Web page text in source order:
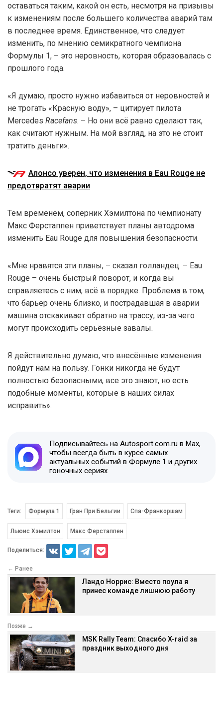
оставаться таким, какой он есть, несмотря на призывы
к изменениям после большего количества аварий там
в последнее время. Единственное, что следует
изменить, по мнению семикратного чемпиона
Формулы 1, – это неровность, которая образовалась с
прошлого года.
«Я думаю, просто нужно избавиться от неровностей и
не трогать «Красную воду», – цитирует пилота
Mercedes Racefans. – Но они всё равно сделают так,
как считают нужным. На мой взгляд, на это не стоит
тратить деньги».
Алонсо уверен, что изменения в Eau Rouge не
предотвратят аварии
Тем временем, соперник Хэмилтона по чемпионату
Макс Ферстаппен приветствует планы автодрома
изменить Eau Rouge для повышения безопасности.
«Мне нравятся эти планы, – сказал голландец. – Eau
Rouge – очень быстрый поворот, и когда вы
справляетесь с ним, всё в порядке. Проблема в том,
что барьер очень близко, и пострадавшая в аварии
машина отскакивает обратно на трассу, из-за чего
могут происходить серьёзные завалы.
Я действительно думаю, что внесённые изменения
пойдут нам на пользу. Гонки никогда не будут
полностью безопасными, все это знают, но есть
подобные моменты, которые в наших силах
исправить».
Подписывайтесь на Autosport.com.ru в Max,
чтобы всегда быть в курсе самых
актуальных событий в Формуле 1 и других
гоночных сериях
Теги: Формула 1 Гран При Бельгии Спа-Франкоршам
Льюис Хэмилтон Макс Ферстаппен
Поделиться:
← Ранее
Ландо Норрис: Вместо поула я
принес команде лишнюю работу
Позже →
MSK Rally Team: Спасибо X-raid за
праздник выходного дня